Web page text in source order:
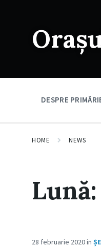
navigation
DESPRE
HOME NEWS
Lună:
28 februarie 2020in